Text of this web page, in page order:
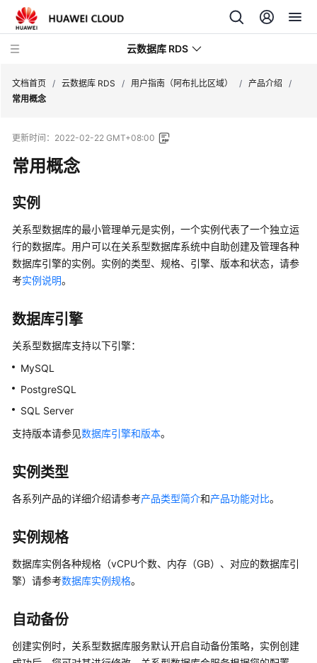
云数据库 RDS
产
介
绍
计
费
说
快
速
入
门
核
介
用
户
南
最
佳
性
能
文档首页 / 云数据库 RDS / 用户指南（阿布扎比区域） / 产品介绍
/
常用概念
更新时间： 2022-02-22 GMT+08:00
常用概念
实例
关系型数据库的最小管理单元是实例，一个实例代表了一个独立运
行的数据库。用户可以在关系型数据库系统中自助创建及管理各种
数据库引擎的实例。实例的类型、规格、引擎、版本和状态，请参
考实例说明。
数据库引擎
关系型数据库支持以下引擎：
MySQL
PostgreSQL
SQL Server
支持版本请参见数据库引擎和版本。
实例类型
各系列产品的详细介绍请参考产品类型简介和产品功能对比。
实例规格
数据库实例各种规格（vCPU个数、内存（GB）、对应的数据库引
擎）请参考数据库实例规格。
自动备份
创建实例时， 关系型数据库服务默认开启自动备份策略，实例创建